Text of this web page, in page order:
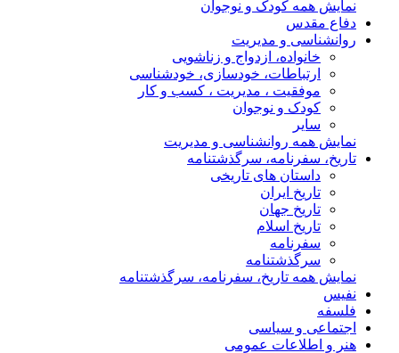
نمایش همه کودک و نوجوان
دفاع مقدس
روانشناسی و مدیریت
خانواده، ازدواج و زناشویی
ارتباطات، خودسازی، خودشناسی
موفقیت ، مدیریت ، کسب و کار
کودک و نوجوان
سایر
نمایش همه روانشناسی و مدیریت
تاریخ، سفرنامه، سرگذشتنامه
داستان های تاریخی
تاریخ ایران
تاریخ جهان
تاریخ اسلام
سفرنامه
سرگذشتنامه
نمایش همه تاریخ، سفرنامه، سرگذشتنامه
نفیس
فلسفه
اجتماعی و سیاسی
هنر و اطلاعات عمومی